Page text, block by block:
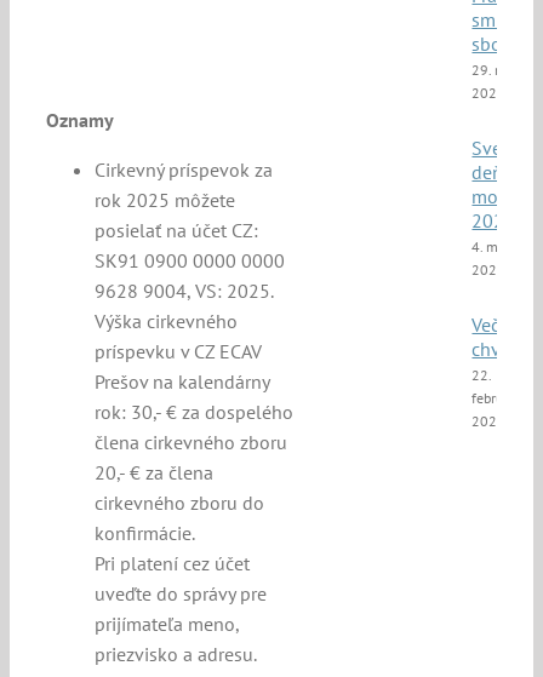
Oznamy
Cirkevný príspevok za
rok 2025 môžete
posielať na účet CZ:
SK91 0900 0000 0000
9628 9004, VS: 2025.
Výška cirkevného
príspevku v CZ ECAV
Prešov na kalendárny
rok: 30,- € za dospelého
člena cirkevného zboru
20,- € za člena
cirkevného zboru do
konfirmácie.
Pri platení cez účet
uveďte do správy pre
prijímateľa meno,
priezvisko a adresu.
smíšený
sbor
29. marca
2025
Svetový
deň
2025
4. marca
2025
Večer
chvál
22.
februára
2025